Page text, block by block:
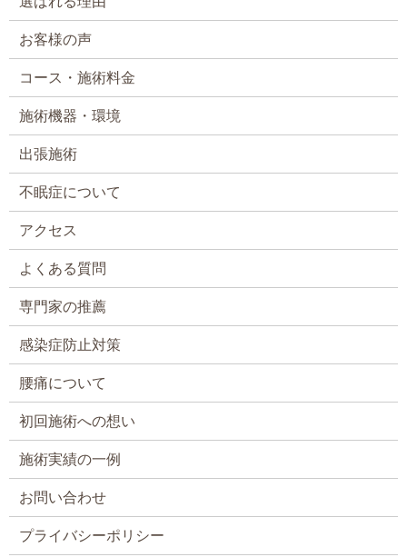
お客様の声
コース・施術料金
施術機器・環境
出張施術
不眠症について
アクセス
よくある質問
専門家の推薦
感染症防止対策
腰痛について
初回施術への想い
施術実績の一例
お問い合わせ
プライバシーポリシー